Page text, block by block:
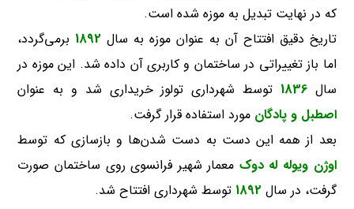
که در نهایت تبدیل به موزه شده است.
تاریخ دقیق افتتاح آن به عنوان موزه به سال 1892 برمی‌گردد،
اما باز تغییراتی در ساختمان و کاربری آن داده شد. این موزه در
سال1836 توسط شهرداری تولوز خریداری شد و به عنوان
اصطبل و پادگان مورد استفاده قرار گرفت.
بعد از همه این دست به دست شدن‌ها و بازسازی که توسط
اوژن ویوله له دوک معمار شهیر فرانسوی روی ساختمان صورت
گرفت، در سال 1892 توسط شهرداری افتتاح شد.